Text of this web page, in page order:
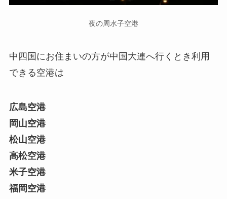
夜の周水子空港
中四国にお住まいの方が中国大連へ行くとき利用
できる空港は
広島空港
岡山空港
松山空港
高松空港
米子空港
福岡空港